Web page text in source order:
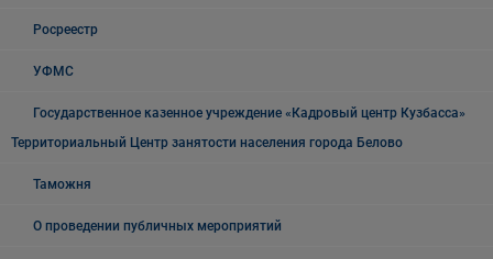
Росреестр
УФМС
Государственное казенное учреждение «Кадровый центр Кузбасса»
Территориальный Центр занятости населения города Белово
Таможня
О проведении публичных мероприятий